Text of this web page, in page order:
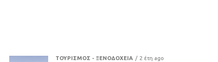
ΤΟΥΡΙΣΜΟΣ - ΞΕΝΟΔΟΧΕΙΑ 2 έτη ago